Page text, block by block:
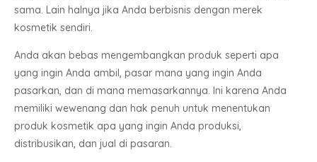
sama. Lain halnya jika Anda berbisnis dengan merek
kosmetik sendiri.
Anda akan bebas mengembangkan produk seperti apa
yang ingin Anda ambil, pasar mana yang ingin Anda
pasarkan, dan di mana memasarkannya. Ini karena Anda
memiliki wewenang dan hak penuh untuk menentukan
produk kosmetik apa yang ingin Anda produksi,
distribusikan, dan jual di pasaran.